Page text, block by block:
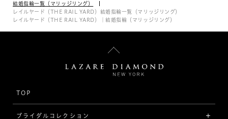
結婚指輪一覧（マリッジリング）
レイルヤード（THE RAIL YARD）結婚指輪一覧（マリッジリング）
レイルヤード（THE RAIL YARD）｜結婚指輪（マリッジリング）
TOP
ブライダルコレクション